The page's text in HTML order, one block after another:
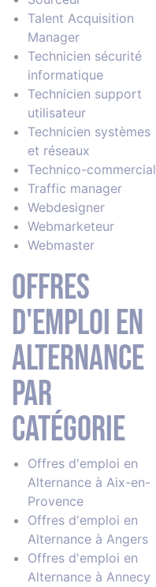
Talent Acquisition
Manager
Technicien sécurité
informatique
Technicien support
utilisateur
Technicien systèmes
et réseaux
Technico-commercial
Traffic manager
Webdesigner
Webmarketeur
Webmaster
Offres
d'emploi en
alternance
par
catégorie
Offres d'emploi en
Alternance à Aix-en-
Provence
Offres d'emploi en
Alternance à Angers
Offres d'emploi en
Alternance à Annecy